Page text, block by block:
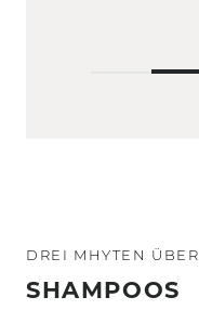
DREI MHYTEN ÜBER
SHAMPOOS